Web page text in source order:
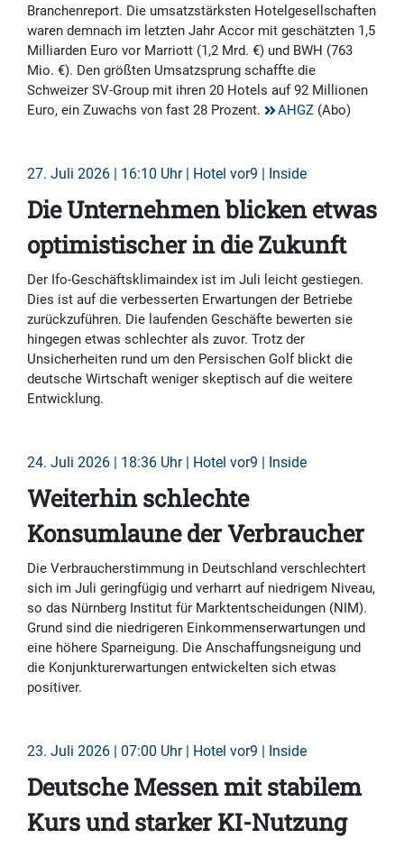
Branchenreport. Die umsatzstärksten Hotelgesellschaften
waren demnach im letzten Jahr Accor mit geschätzten 1,5
Milliarden Euro vor Marriott (1,2 Mrd. €) und BWH (763
Mio. €). Den größten Umsatzsprung schaffte die
Schweizer SV-Group mit ihren 20 Hotels auf 92 Millionen
Euro, ein Zuwachs von fast 28 Prozent.
AHGZ (Abo)
27. Juli 2026 | 16:10 Uhr | Hotel vor9 | Inside
Die Unternehmen blicken etwas
optimistischer in die Zukunft
Der Ifo-Geschäftsklimaindex ist im Juli leicht gestiegen.
Dies ist auf die verbesserten Erwartungen der Betriebe
zurückzuführen. Die laufenden Geschäfte bewerten sie
hingegen etwas schlechter als zuvor. Trotz der
Unsicherheiten rund um den Persischen Golf blickt die
deutsche Wirtschaft weniger skeptisch auf die weitere
Entwicklung.
24. Juli 2026 | 18:36 Uhr | Hotel vor9 | Inside
Weiterhin schlechte
Konsumlaune der Verbraucher
Die Verbraucherstimmung in Deutschland verschlechtert
sich im Juli geringfügig und verharrt auf niedrigem Niveau,
so das Nürnberg Institut für Marktentscheidungen (NIM).
Grund sind die niedrigeren Einkommenserwartungen und
eine höhere Sparneigung. Die Anschaffungsneigung und
die Konjunkturerwartungen entwickelten sich etwas
positiver.
23. Juli 2026 | 07:00 Uhr | Hotel vor9 | Inside
Deutsche Messen mit stabilem
Kurs und starker KI-Nutzung